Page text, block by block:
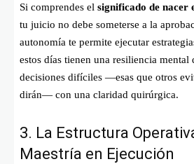
Si comprendes el significado de nacer
tu juicio no debe someterse a la
autonomía te permite ejecutar
estos días tienen una resiliencia mental
decisiones difíciles —esas que otros
dirán— con una claridad quirúrgica.
3. La Estructura
Maestría en Ejecución